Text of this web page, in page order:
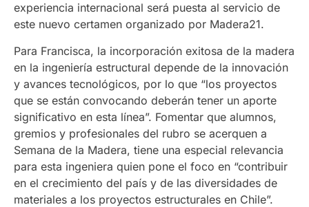
experiencia internacional será puesta al servicio de
este nuevo certamen organizado por Madera21.
Para Francisca, la incorporación exitosa de la madera
en la ingeniería estructural depende de la innovación
y avances tecnológicos, por lo que “los proyectos
que se están convocando deberán tener un aporte
significativo en esta línea”. Fomentar que alumnos,
gremios y profesionales del rubro se acerquen a
Semana de la Madera, tiene una especial relevancia
para esta ingeniera quien pone el foco en “contribuir
en el crecimiento del país y de las diversidades de
materiales a los proyectos estructurales en Chile”.